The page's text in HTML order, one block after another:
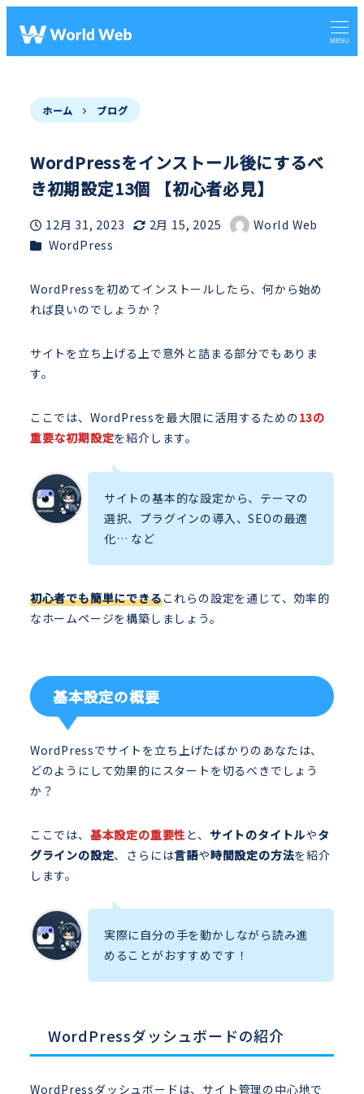
MENU
ホーム ブログ
WordPressをインストール後にするべ
き初期設定13個 【初心者必見】
投稿日
12月 31, 2023
更新日
2月 15, 2025
著
World Web
カテゴリー
WordPress
WordPressを初めてインストールしたら、何から始め
れば良いのでしょうか？
サイトを立ち上げる上で意外と詰まる部分でもありま
す。
ここでは、WordPressを最大限に活用するための13の
重要な初期設定を紹介します。
サイトの基本的な設定から、テーマの
選択、プラグインの導入、SEOの最適
化… など
初心者でも簡単にできるこれらの設定を通じて、効率的
なホームページを構築しましょう。
基本設定の概要
WordPressでサイトを立ち上げたばかりのあなたは、
どのようにして効果的にスタートを切るべきでしょう
か？
ここでは、 基本設定の重要性 と、 サイトのタイトルやタ
グラインの設定、さらには言語や時間設定の方法を紹介
します。
実際に自分の手を動かしながら読み進
めることがおすすめです！
WordPressダッシュボードの紹介
WordPressダッシュボードは、サイト管理の中心地で